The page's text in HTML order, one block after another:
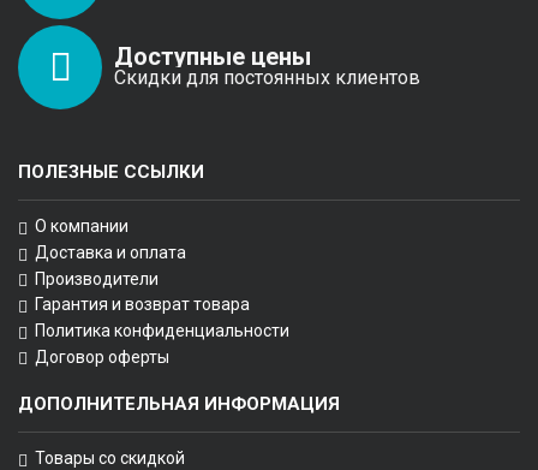
Доступные цены
Скидки для постоянных клиентов
ПОЛЕЗНЫЕ ССЫЛКИ
О компании
Доставка и оплата
Производители
Гарантия и возврат товара
Политика конфиденциальности
Договор оферты
ДОПОЛНИТЕЛЬНАЯ ИНФОРМАЦИЯ
Товары со скидкой